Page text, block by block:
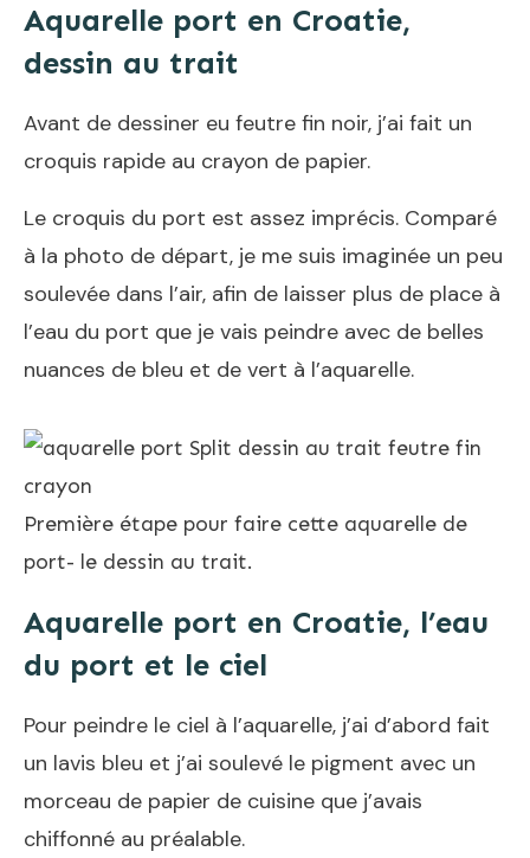
Aquarelle port en Croatie,
dessin au trait
Avant de dessiner eu feutre fin noir, j’ai fait un
croquis rapide au crayon de papier.
Le croquis du port est assez imprécis. Comparé
à la photo de départ, je me suis imaginée un peu
soulevée dans l’air, afin de laisser plus de place à
l’eau du port que je vais peindre avec de belles
nuances de bleu et de vert à l’aquarelle.
Première étape pour faire cette aquarelle de
port- le dessin au trait.
Aquarelle port en Croatie, l’eau
du port et le ciel
Pour peindre le ciel à l’aquarelle, j’ai d’abord fait
un lavis bleu et j’ai soulevé le pigment avec un
morceau de papier de cuisine que j’avais
chiffonné au préalable.